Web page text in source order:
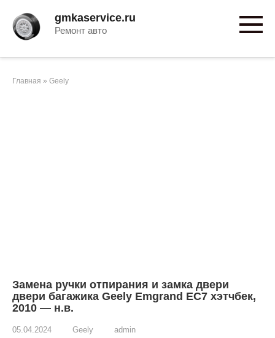
контенту
gmkaservice.ru
Ремонт авто
Главная » Geely
Замена ручки отпирания и замка двери
двери багажика Geely Emgrand EC7 хэтчбек,
2010 — н.в.
05.04.2024 Geely admin